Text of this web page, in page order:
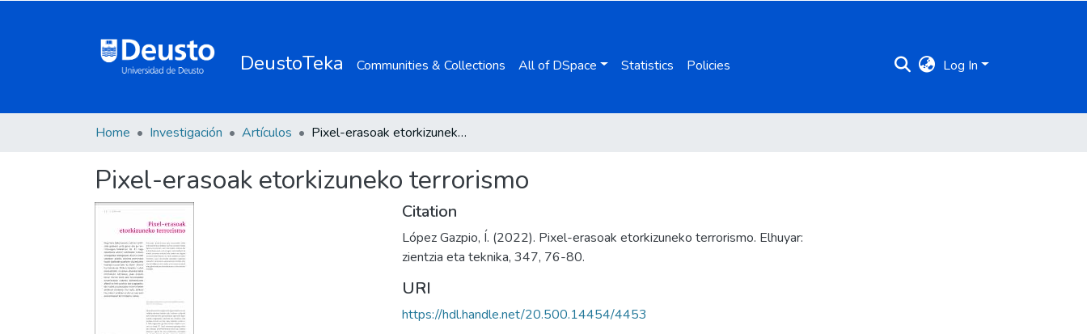
DeustoTeka Communities & Collections All of DSpace Statistics Policies Log In
Home Investigación Artículos Pixel-erasoak etorkizuneko terrorismo
Pixel-erasoak etorkizuneko terrorismo
Citation
López Gazpio, Í. (2022). Pixel-erasoak etorkizuneko terrorismo. Elhuyar:
zientzia eta teknika, 347, 76-80.
URI
https://hdl.handle.net/20.500.14454/4453